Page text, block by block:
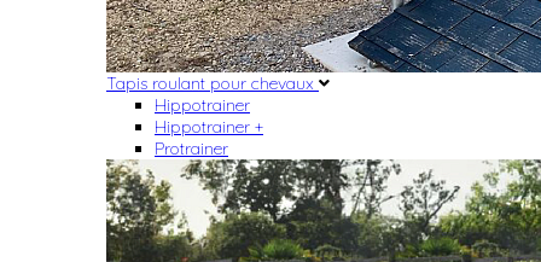
Tapis roulant pour chevaux
Hippotrainer
Hippotrainer +
Protrainer